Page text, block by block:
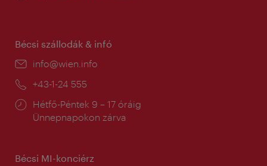
Bécsi szállodák & infó
E-
info@wien.info
Telefon:
+43-1-24 555
Nyitva
tartás:
Hétfő-Péntek 9 – 17 óráig
Ünnepnapokon zárva
Bécsi MI-konciérz